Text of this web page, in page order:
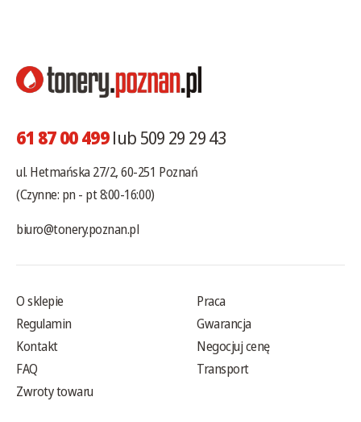
61 87 00 499lub 509 29 29 43
ul. Hetmańska 27/2, 60-251 Poznań
(Czynne: pn - pt 8:00-16:00)
biuro@tonery.poznan.pl
O sklepie
Regulamin
Kontakt
FAQ
Zwroty towaru
Praca
Gwarancja
Negocjuj cenę
Transport